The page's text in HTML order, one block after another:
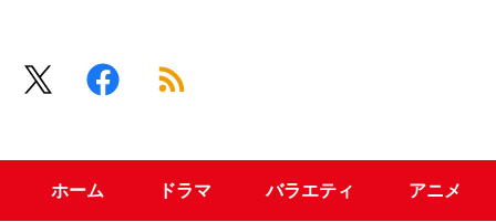
ホーム ドラマ バラエティ アニメ